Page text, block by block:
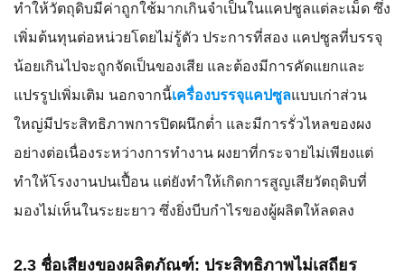
ทำให้วัตถุดิบมีค่าถูกใช้มากเกินจำเป็นในแคปซูลแต่ละเม็ด ซึ่ง
เพิ่มต้นทุนต่อหน่วยโดยไม่รู้ตัว ประการที่สอง แคปซูลที่บรรจุ
น้อยเกินไปจะถูกจัดเป็นของเสีย และต้องมีการคัดแยกและ
แปรรูปเพิ่มเติม นอกจากนี้เครื่องบรรจุแคปซูลแบบเก่าส่วน
ใหญ่มีประสิทธิภาพการปิดผนึกต่ำ และมีการรั่วไหลของผง
อย่างต่อเนื่องระหว่างการทำงาน ผงยาที่กระจายไม่เพียงแต่
ทำให้โรงงานปนเปื้อน แต่ยังทำให้เกิดการสูญเสียวัตถุดิบที่
มองไม่เห็นในระยะยาว ซึ่งยิ่งบีบกำไรของผู้ผลิตให้ลดลง
2.3 ชื่อเสียงของผลิตภัณฑ์: ประสิทธิภาพไม่เสถียร